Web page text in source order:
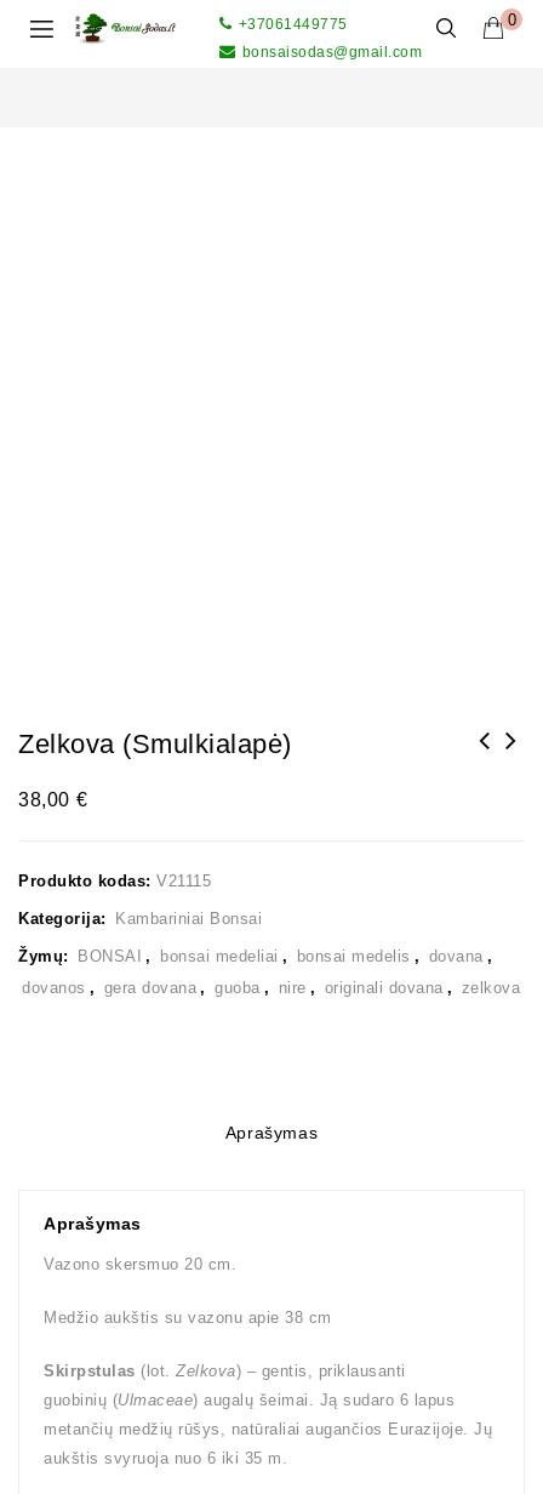
0
+37061449775
bonsaisodas@gmail.com
Zelkova (smulkialapė)
38,00 €
Produkto kodas: V21115
Kategorija: Kambariniai Bonsai
Žymų: BONSAI , bonsai medeliai , bonsai medelis , dovana ,
dovanos , gera dovana , guoba , nire , originali dovana , zelkova
Aprašymas
Aprašymas
Vazono skersmuo 20 cm.
Medžio aukštis su vazonu apie 38 cm
Skirpstulas (lot. Zelkova) – gentis, priklausanti
guobinių (Ulmaceae) augalų šeimai. Ją sudaro 6 lapus
metančių medžių rūšys, natūraliai augančios Eurazijoje. Jų
aukštis svyruoja nuo 6 iki 35 m.